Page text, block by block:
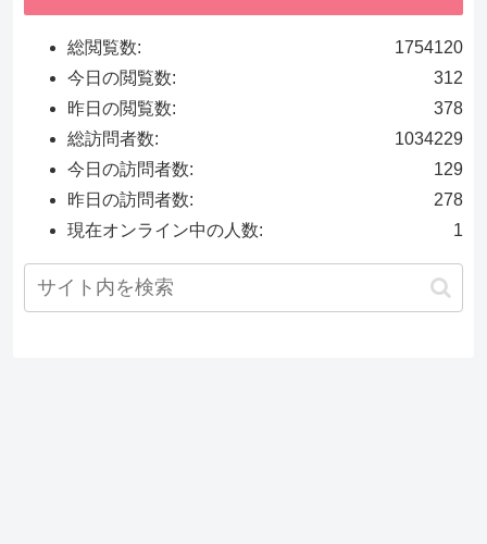
1754120
総閲覧数:
312
今日の閲覧数:
378
昨日の閲覧数:
1034229
総訪問者数:
129
今日の訪問者数:
278
昨日の訪問者数:
1
現在オンライン中の人数: